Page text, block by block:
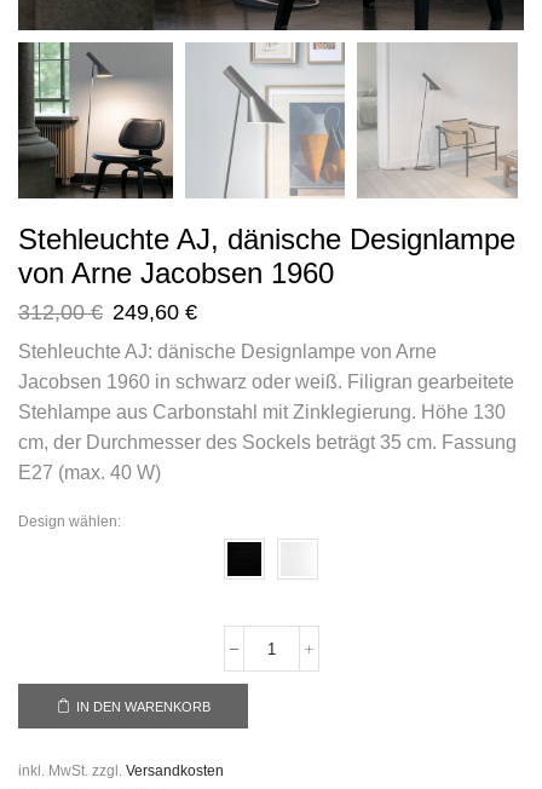
Stehleuchte AJ, dänische Designlampe
von Arne Jacobsen 1960
312,00€ 249,60 €
Stehleuchte AJ: dänische Designlampe von Arne
Jacobsen 1960 in schwarz oder weiß. Filigran gearbeitete
Stehlampe aus Carbonstahl mit Zinklegierung. Höhe 130
cm, der Durchmesser des Sockels beträgt 35 cm. Fassung
E27 (max. 40 W)
Design wählen:
IN DEN WARENKORB
inkl. MwSt. zzgl. Versandkosten